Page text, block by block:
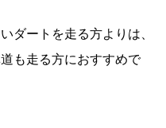
ダートを走る方よりは、
も走る方におすすめで